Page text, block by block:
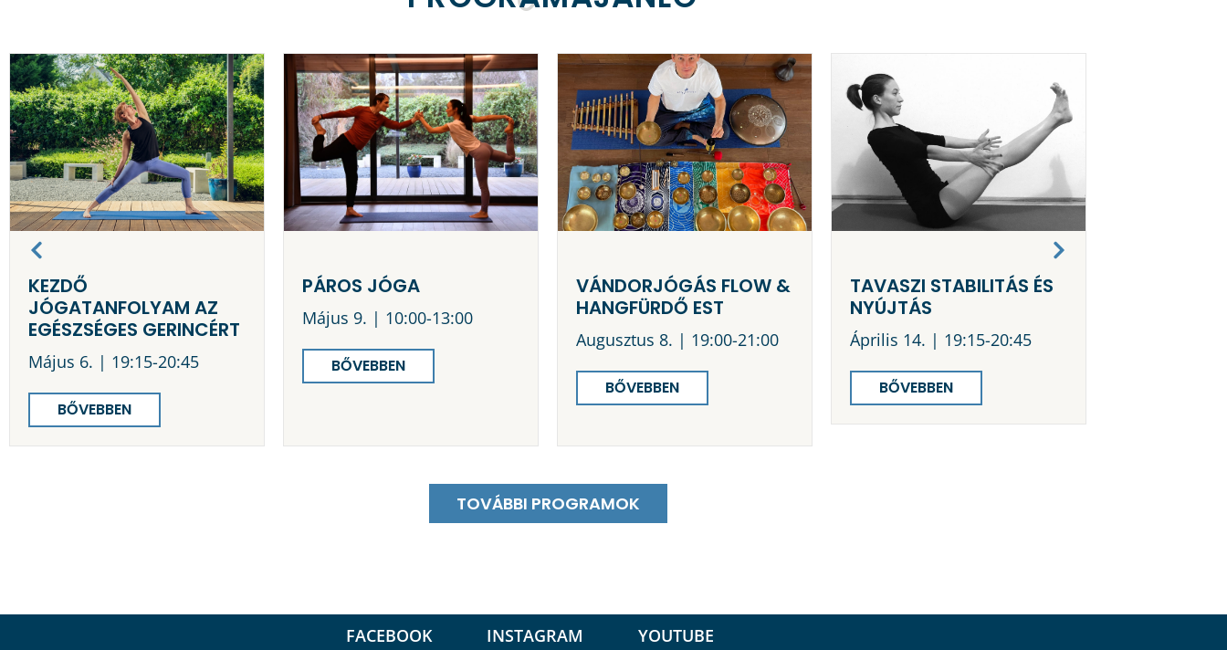
KEZDŐ
JÓGATANFOLYAM AZ
EGÉSZSÉGES GERINCÉRT
Május 6. | 19:15-20:45
BŐVEBBEN
PÁROS JÓGA
Május 9. | 10:00-13:00
BŐVEBBEN
VÁNDORJÓGÁS FLOW &
HANGFÜRDŐ EST
Augusztus 8. | 19:00-21:00
BŐVEBBEN
TAVASZI STABILITÁS ÉS
NYÚJTÁS
Április 14. | 19:15-20:45
BŐVEBBEN
TOVÁBBI PROGRAMOK
FACEBOOK INSTAGRAM YOUTUBE